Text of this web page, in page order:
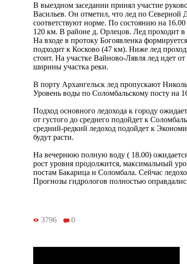
В выездном заседании принял участие
Васильев. Он отметил, что лед по Северной
соответствуют норме. По состоянию на 16.00
120 км. В районе д. Орлецов. Лед проходит
На входе в протоку Богоявленка
подходит к Косково (47 км). Ниже лед
стоит. На участке Вайново-Лявля лед идет
ширины участка реки.
В порту Архангельск лед пропускают
Уровень воды по Соломбальскому посту на
Подход основного ледохода к городу
от густого до среднего подойдет к
средний-редкий ледоход подойдет к
будут расти.
На вечернюю полную воду ( 18.00)
рост уровня продолжится, максимальный
постам Бакарица и Соломбала. Сейчас
Прогнозы гидрологов полностью
3796 0